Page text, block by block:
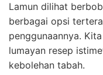
Lamun dilihat
berbagai opsi
penggunaannya.
lumayan resep
kebolehan tabah.